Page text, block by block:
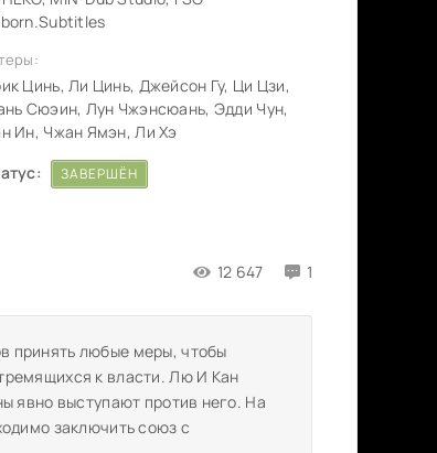
12 647 1
Цинь, Ли Цинь, Джейсон Гу, Ци Цзи,
Сюэин, Лун Чжэнсюань, Эдди Чун,
Ин, Чжан Ямэн, Ли Хэ
ЗАВЕРШЁН
принять любые меры, чтобы
к власти. Лю И Кан
явно выступают против него. На
заключить союз с